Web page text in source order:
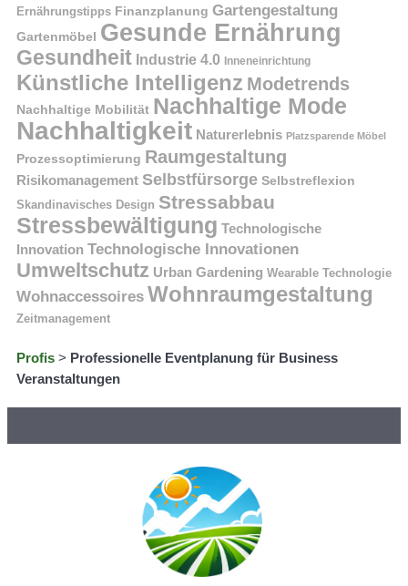
Ernährungstipps Finanzplanung Gartengestaltung
Gartenmöbel Gesunde Ernährung
Gesundheit Industrie 4.0 Inneneinrichtung
Künstliche Intelligenz Modetrends
Nachhaltige Mobilität Nachhaltige Mode
Nachhaltigkeit Naturerlebnis Platzsparende Möbel
Prozessoptimierung Raumgestaltung
Risikomanagement Selbstfürsorge Selbstreflexion
Skandinavisches Design Stressabbau
Stressbewältigung Technologische
Innovation Technologische Innovationen
Umweltschutz Urban Gardening Wearable Technologie
Wohnaccessoires Wohnraumgestaltung
Zeitmanagement
Profis > Professionelle Eventplanung für Business
Veranstaltungen